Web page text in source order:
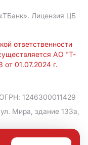
Лицензия ЦБ
ответственности
АО "Т-
01.07.2024 г.
1246300011429
Мира, здание 133а,
данных